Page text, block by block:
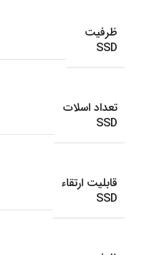
ظرفیت
SSD
تعداد اسلات
SSD
قابلیت ارتقاء
SSD